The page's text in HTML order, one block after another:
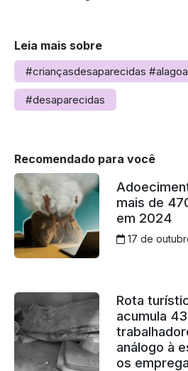
Leia mais sobre
#criançasdesaparecidas
#desaparecidas
Recomendado para você
mais de
em 2024
17 de
Rota
acumula
análogo à
os